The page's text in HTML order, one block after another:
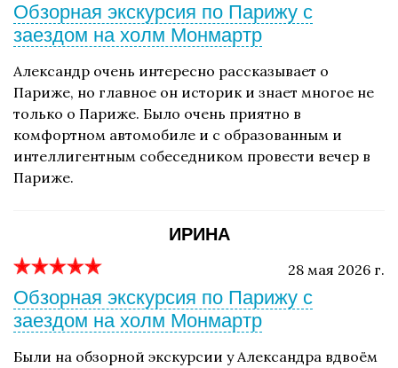
Обзорная экскурсия по Парижу с
заездом на холм Монмартр
Александр очень интересно рассказывает о
Париже, но главное он историк и знает многое не
только о Париже. Было очень приятно в
комфортном автомобиле и с образованным и
интеллигентным собеседником провести вечер в
Париже.
ИРИНА
28 мая 2026 г.
Обзорная экскурсия по Парижу с
заездом на холм Монмартр
Были на обзорной экскурсии у Александра вдвоём